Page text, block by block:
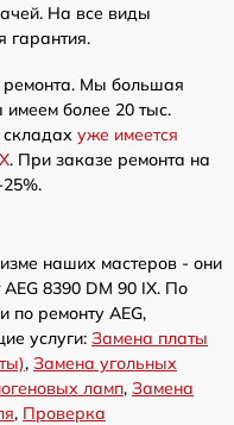
На все виды
гарантия.
Мы большая
имеем более 20 тыс.
уже имеется
. При заказе ремонта на
наших мастеров - они
8390 DM 90 IX. По
ремонту AEG,
услуги: Замена платы
, Замена угольных
ламп, Замена
, Проверка